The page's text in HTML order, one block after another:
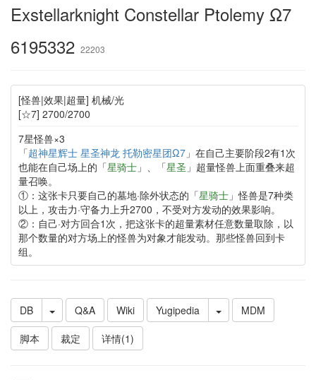
Exstellarknight Constellar Ptolemy Ω7
6195332 22203
[怪兽|效果|超量] 机械/光
[☆7] 2700/2700
7星怪兽×3
「超神星辉士 星圣神龙 托勒密星团Ω7」在自己主要阶段2有1次
也能在自己场上的「星骑士」、「星圣 」超量怪兽上面重叠来超
量召唤。
①：这张卡只要自己的墓地·除外状态的「星骑士」怪兽是7种类
以上，攻击力·守备力上升2700，不受对方发动的效果影响。
②：自己·对方回合1次，把这张卡的超量素材任意数量取除，以
那个数量的对方场上的怪兽为对象才能发动。那些怪兽回到卡
组。
DB Q&A Wiki Yugipedia
MDM
脚本
裁定 详情(1)